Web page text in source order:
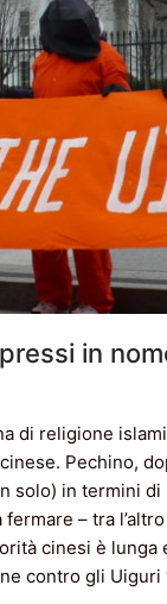
in
di religione
Pechino,
solo) in termini di
– tra
cinesi è
contro gli Uiguri